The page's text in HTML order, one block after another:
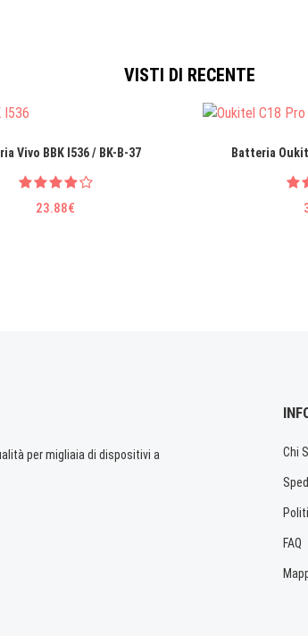
VISTI DI RECENTE
Vivo BBK I536 / BK-B-37
23.88€
Batteria
per migliaia di dispositivi a
Chi
FAQ